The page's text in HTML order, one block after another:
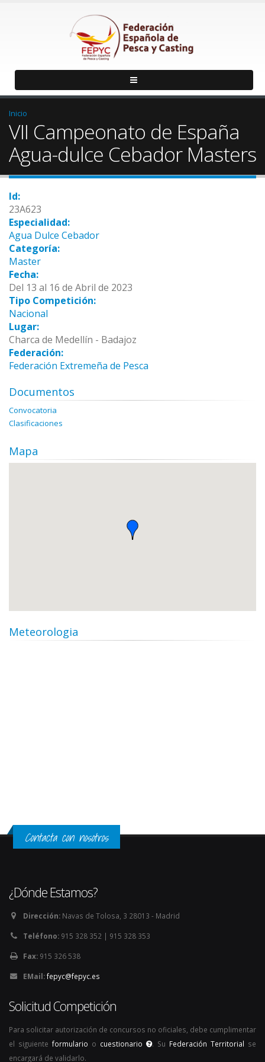
Inicio
VII Campeonato de España
Agua-dulce Cebador Masters
Id:
23A623
Especialidad:
Agua Dulce Cebador
Categoría:
Master
Fecha:
Del 13 al 16 de Abril de 2023
Tipo Competición:
Nacional
Lugar:
Charca de Medellín - Badajoz
Federación:
Federación Extremeña de Pesca
Documentos
Convocatoria
Clasificaciones
Mapa
Meteorologia
Contacta con nosotros
¿Dónde Estamos?
Dirección: Navas de Tolosa, 3 28013 - Madrid
Teléfono: 915 328 352 | 915 328 353
Fax: 915 326 538
EMail:fepyc@fepyc.es
Solicitud Competición
Para solicitar autorización de concursos no oficiales, debe cumplimentar
el siguiente formulario o cuestionario . Su Federación Territorial se
encargará de validarlo.